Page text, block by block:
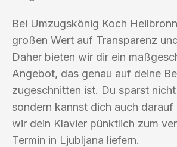
Bei Umzugskönig Koch
großen Wert auf Transparenz
Daher bieten wir dir ein
Angebot, das genau auf deine
zugeschnitten ist. Du sparst
sondern kannst dich auch darauf
wir dein Klavier pünktlich zum
Termin in Ljubljana liefern.